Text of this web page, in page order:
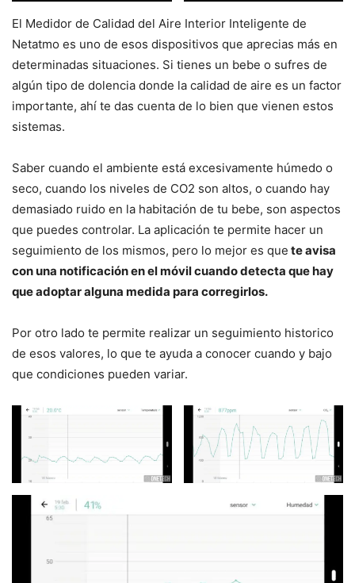
El Medidor de Calidad del Aire Interior Inteligente de
Netatmo es uno de esos dispositivos que aprecias más en
determinadas situaciones. Si tienes un bebe o sufres de
algún tipo de dolencia donde la calidad de aire es un factor
importante, ahí te das cuenta de lo bien que vienen estos
sistemas.
Saber cuando el ambiente está excesivamente húmedo o
seco, cuando los niveles de CO2 son altos, o cuando hay
demasiado ruido en la habitación de tu bebe, son aspectos
que puedes controlar. La aplicación te permite hacer un
seguimiento de los mismos, pero lo mejor es que te avisa
con una notificación en el móvil cuando detecta que hay
que adoptar alguna medida para corregirlos.
Por otro lado te permite realizar un seguimiento historico
de esos valores, lo que te ayuda a conocer cuando y bajo
que condiciones pueden variar.